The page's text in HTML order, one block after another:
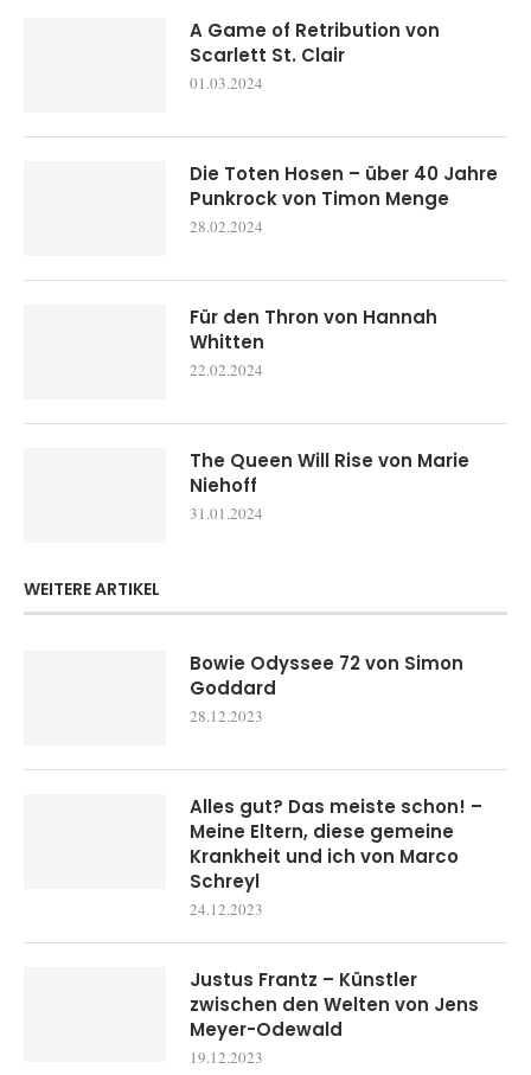
A Game of Retribution von
Scarlett St. Clair
01.03.2024
Die Toten Hosen – über 40 Jahre
Punkrock von Timon Menge
28.02.2024
Für den Thron von Hannah
Whitten
22.02.2024
The Queen Will Rise von Marie
Niehoff
31.01.2024
WEITERE ARTIKEL
Bowie Odyssee 72 von Simon
Goddard
28.12.2023
Alles gut? Das meiste schon! –
Meine Eltern, diese gemeine
Krankheit und ich von Marco
Schreyl
24.12.2023
Justus Frantz – Künstler
zwischen den Welten von Jens
Meyer-Odewald
19.12.2023